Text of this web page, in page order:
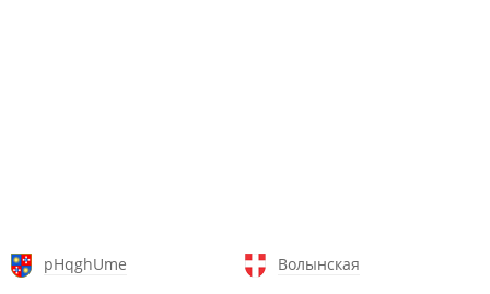
pHqghUme
Волынская